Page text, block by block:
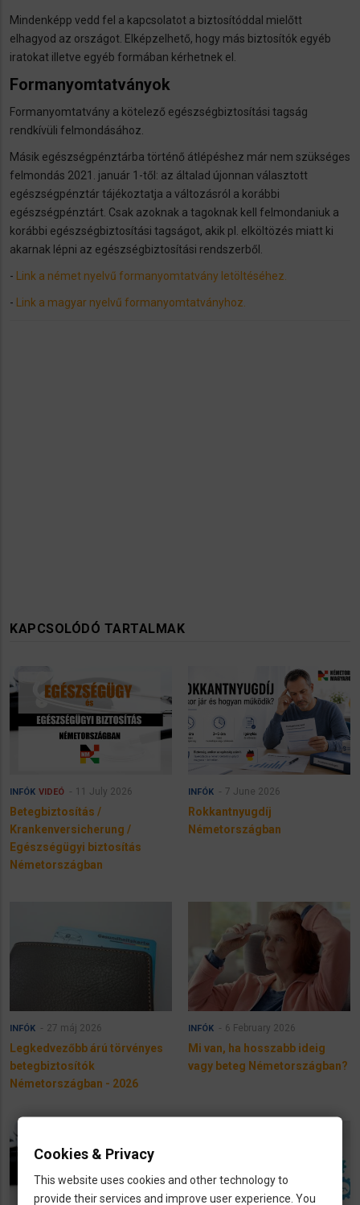
Mindenképp vedd fel a kapcsolatot a biztosítóddal mielőtt
elhagyod az országot. Elképzelhető, hogy más biztosítók egyéb
iratokat illetve egyéb formában kérhetnek el.
Formanyomtatványok
Formanyomtatvány a kötelező egészségbiztosítási tagság
rendkívüli felmondásához.
Másik egészségpénztárba történő átlépéshez már nem szükséges
felmondás 2021. január 1-től: az általad újonnan választott
egészségpénztár tájékoztatja a változásról a korábbi
egészségpénztárt. Csak azoknak a tagoknak kell felmondaniuk a
korábbi egészségbiztosítási tagságot, akik pl. elköltözés miatt ki
akarnak lépni az egészségbiztosítási rendszerből.
- Link a német nyelvű formanyomtatvány letöltéséhez.
- Link a magyar nyelvű formanyomtatványhoz.
KAPCSOLÓDÓ TARTALMAK
INFÓK VIDEÓ 11 July 2026
Betegbiztosítás /
Krankenversicherung /
Egészségügyi biztosítás
Németországban
INFÓK 7 June 2026
Rokkantnyugdíj
Németországban
INFÓK 27 máj 2026
Legkedvezőbb árú törvényes
betegbiztosítók
Németországban - 2026
INFÓK 6 February 2026
Mi van, ha hosszabb ideig
vagy beteg Németországban?
Cookies & Privacy
This website uses cookies and other technology to
provide their services and improve user experience. You